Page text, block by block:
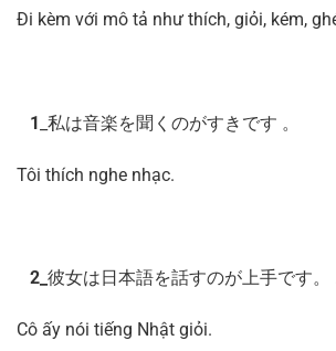
Đi kèm với mô tả như thích, giỏi, kém,
1 _私は音楽を聞くのがすきです 。
Tôi thích nghe nhạc.
2_ 彼女は日本語を話すのが上手です。
Cô ấy nói tiếng Nhật giỏi.